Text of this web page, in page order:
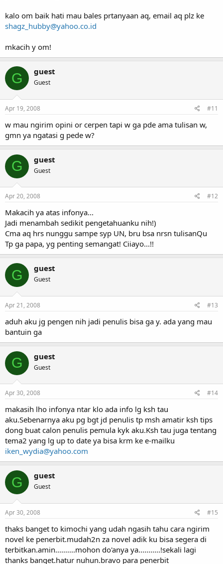
kalo om baik hati mau bales prtanyaan aq, email aq plz ke
shagz_hubby@yahoo.co.id
mkacih y om!
G guest
Guest
Apr 19, 2008 #11
w mau ngirim opini or cerpen tapi w ga pde ama tulisan w,
gmn ya ngatasi g pede w?
G guest
Guest
Apr 20, 2008 #12
Makacih ya atas infonya...
Jadi menambah sedikit pengetahuanku nih!)
Cma aq hrs nunggu sampe syp UN, bru bsa nrsn tulisanQu
Tp ga papa, yg penting semangat! Ciiayo...!!
G guest
Guest
Apr 21, 2008 #13
aduh aku jg pengen nih jadi penulis bisa ga y. ada yang mau
bantuin ga
G guest
Guest
Apr 30, 2008 #14
makasih lho infonya ntar klo ada info lg ksh tau
aku.Sebenarnya aku pg bgt jd penulis tp msh amatir ksh tips
dong buat calon penulis pemula kyk aku.Ksh tau juga tentang
tema2 yang lg up to date ya bisa krm ke e-mailku
iken_wydia@yahoo.com
G guest
Guest
Apr 30, 2008 #15
thaks banget to kimochi yang udah ngasih tahu cara ngirim
novel ke penerbit.mudah2n za novel adik ku bisa segera di
terbitkan.amin..........mohon do'anya ya...........!sekali lagi
thanks banget.hatur nuhun.bravo para penerbit